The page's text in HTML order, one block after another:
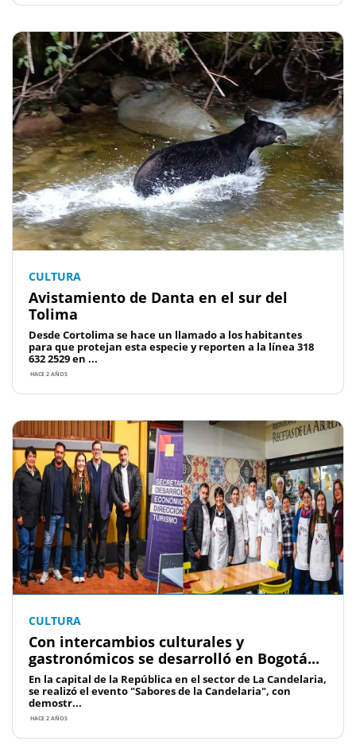
CULTURA
Avistamiento de Danta en el sur del
Tolima
Desde Cortolima se hace un llamado a los habitantes
para que protejan esta especie y reporten a la línea 318
632 2529 en ...
HACE 2 AÑOS
CULTURA
Con intercambios culturales y
gastronómicos se desarrolló en Bogotá...
En la capital de la República en el sector de La Candelaria,
se realizó el evento "Sabores de la Candelaria", con
demostr...
HACE 2 AÑOS